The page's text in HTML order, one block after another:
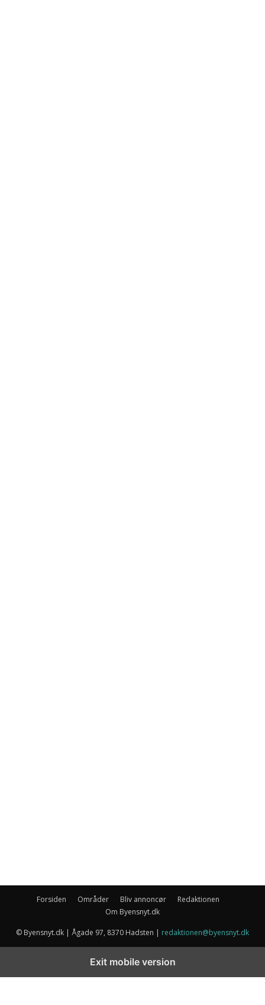
Forsiden Områder Bliv annoncør
Redaktionen
Om Byensnyt.dk
© Byensnyt.dk | Ågade 97, 8370 Hadsten | redaktionen@byensnyt.dk
Exit mobile version